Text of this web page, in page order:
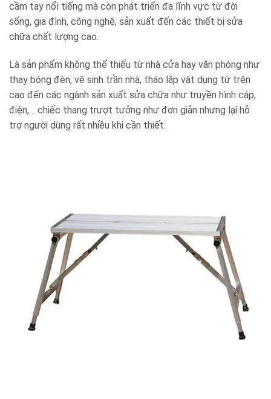
cầm tay nổi tiếng mà còn phát triển đa lĩnh vực từ đời
sống, gia đình, công nghệ, sản xuất đến các thiết bị sửa
chữa chất lượng cao.
Là sản phẩm không thể thiếu từ nhà cửa hay văn phòng như
thay bóng đèn, vệ sinh trần nhà, tháo lắp vật dụng từ trên
cao đến các ngành sản xuất sửa chữa như truyền hình cáp,
điện,… chiếc thang trượt tưởng như đơn giản nhưng lại hỗ
trợ người dùng rất nhiều khi cần thiết.